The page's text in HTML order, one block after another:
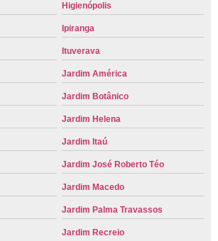
Higienópolis
Ipiranga
Ituverava
Jardim América
Jardim Botânico
Jardim Helena
Jardim Itaú
Jardim José Roberto Téo
Jardim Macedo
Jardim Palma Travassos
Jardim Recreio